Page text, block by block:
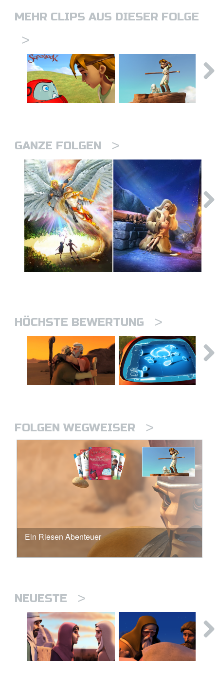
MEHR CLIPS AUS DIESER FOLGE
>
GANZE FOLGEN >
HÖCHSTE BEWERTUNG >
FOLGEN WEGWEISER >
Ein Riesen Abenteuer
NEUESTE >